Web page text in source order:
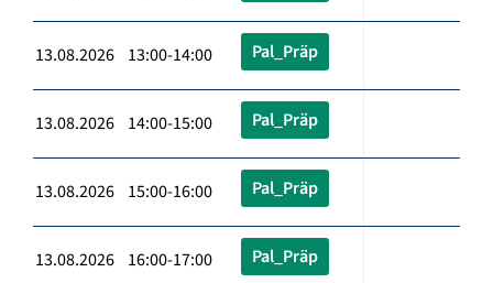
13.08.2026 13:00-14:00 Pal_Präp
13.08.2026 14:00-15:00 Pal_Präp
13.08.2026 15:00-16:00 Pal_Präp
13.08.2026 16:00-17:00 Pal_Präp